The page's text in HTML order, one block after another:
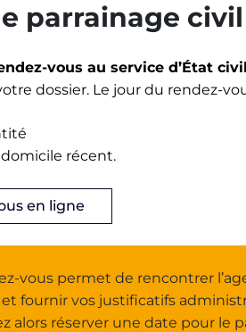
parrainage civil
vous au service d’État civil
dossier. Le jour du rendez-
récent.
en ligne
vous permet de rencontrer
fournir vos justificatifs
alors réserver une date pour le